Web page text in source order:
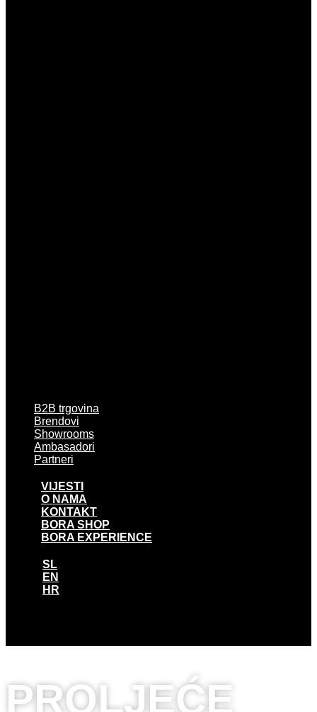
B2B trgovina
Brendovi
Showrooms
Ambasadori
Partneri
VIJESTI
O NAMA
KONTAKT
BORA SHOP
BORA EXPERIENCE
SL
EN
HR
PROLJEĆE